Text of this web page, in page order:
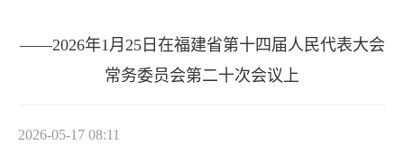
——2026年1月25日在福建省第十四届人民代表大会
常务委员会第二十次会议上
2026-05-17 08:11